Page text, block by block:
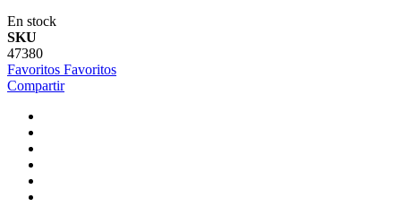
En stock
SKU
47380
Favoritos Favoritos
Compartir